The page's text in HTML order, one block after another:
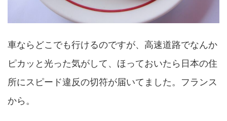
車ならどこでも行けるのですが、高速道路でなんか
ピカッと光った気がして、ほっておいたら日本の住
所にスピード違反の切符が届いてました。フランス
から。